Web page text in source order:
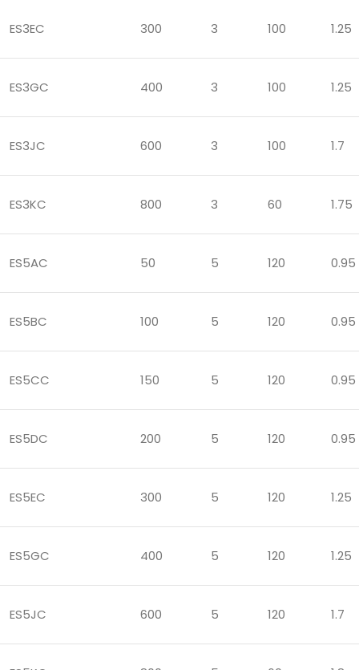
ES3EC 300 3 100 1.25
ES3GC 400 3 100 1.25
ES3JC 600 3 100 1.7
ES3KC 800 3 60 1.75
ES5AC 50 5 120 0.95
ES5BC 100 5 120 0.95
ES5CC 150 5 120 0.95
ES5DC 200 5 120 0.95
ES5EC 300 5 120 1.25
ES5GC 400 5 120 1.25
ES5JC 600 5 120 1.7